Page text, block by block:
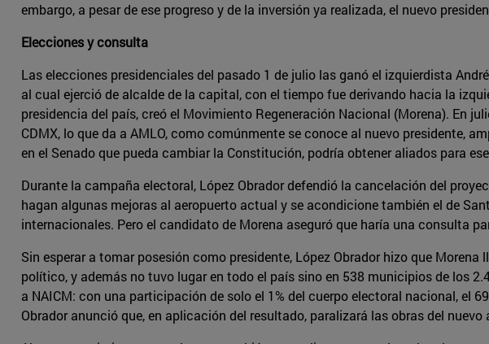
embargo, a pesar de ese progreso y de la inversión ya realizada, el nuevo
Elecciones y consulta
Las elecciones presidenciales del pasado 1 de julio las ganó el izquierdista
al cual ejerció de alcalde de la capital, con el tiempo fue derivando hacia la
presidencia del país, creó el Movimiento Regeneración Nacional (Morena). En
CDMX, lo que da a AMLO, como comúnmente se conoce al nuevo presidente,
en el Senado que pueda cambiar la Constitución, podría obtener aliados para
Durante la campaña electoral, López Obrador defendió la cancelación del
hagan algunas mejoras al aeropuerto actual y se acondicione también el de
internacionales. Pero el candidato de Morena aseguró que haría una consulta
Sin esperar a tomar posesión como presidente, López Obrador hizo que
político, y además no tuvo lugar en todo el país sino en 538 municipios de los
a NAICM: con una participación de solo el 1% del cuerpo electoral nacional, el
Obrador anunció que, en aplicación del resultado, paralizará las obras del